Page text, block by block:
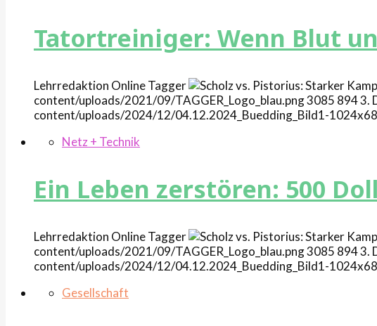
Tatortreiniger: Wenn Blut
Lehrredaktion OnlineTagger
content/uploads/2021/09/TAGGER_Logo_blau.png3085 8943.
content/uploads/2024/12/04.12.2024_Buedding_Bild1-
Netz + Technik
Ein Leben zerstören: 500
Lehrredaktion OnlineTagger
content/uploads/2021/09/TAGGER_Logo_blau.png3085 8943.
content/uploads/2024/12/04.12.2024_Buedding_Bild1-
Gesellschaft